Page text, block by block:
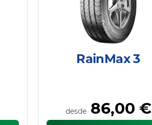
RainMax 3
desde86,00 €